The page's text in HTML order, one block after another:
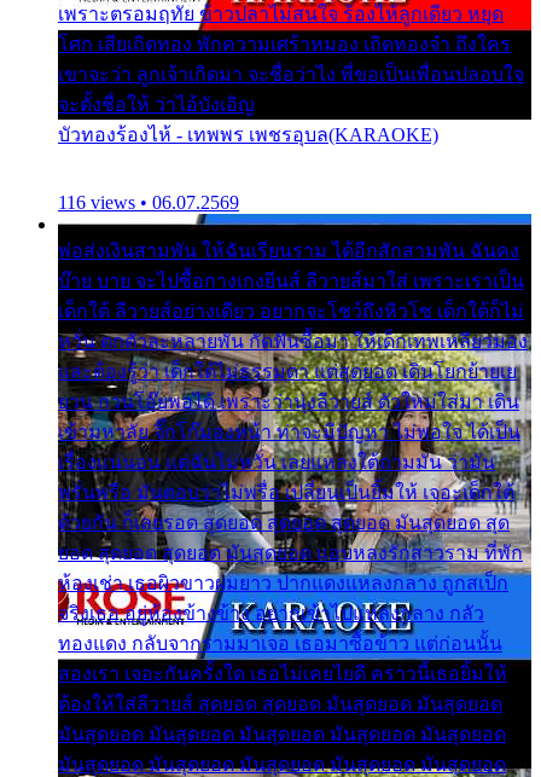
เพราะตรอมฤทัย ข้าวปลาไม่สนใจ ร้องไห้ลูกเดียว หยุด
โศก เสียเถิดทอง พักความเศร้าหมอง เถิดทองจ๋า ถึงใคร
เขาจะว่า ลูกเจ้าเกิดมา จะชื่อว่าไง พี่ขอเป็นเพื่อนปลอบใจ
จะตั้งชื่อให้ ว่าไอ้บังเอิญ
บัวทองร้องไห้ - เทพพร เพชรอุบล(KARAOKE)
116 views • 06.07.2569
พ่อส่งเงินสามพัน ให้ฉันเรียนราม ได้อีกสักสามพัน ฉันคง
บ๊าย บาย จะไปซื้อกางเกงยีนส์ ลีวายส์มาใส่ เพราะเราเป็น
เด็กใต้ ลีวายส์อย่างเดียว อยากจะโชว์ถึงหิวโซ เด็กใต้ก็ไม่
หวั่น ตกตัวละหลายพัน กัดฟันซื้อมา ให้เด็กเทพเหลียวมอง
และต้องรู้ว่า เด็กใต้ไม่ธรรมดา แต่สุดยอด เดินโยกย้ายเย
ยวน กวนโอ๊ยพอได้ เพราะว่านุ่งลีวายส์ ตัวใหม่ใส่มา เดิน
เข้ามหาลัย จิ๊กโก๊มองหน้า ท่าจะมีปัญหา ไม่พอใจ ได้เป็น
เรื่องแน่นอน แต่ฉันไม่หวั่น เลยแหลงใต้ถามมัน ว่ามัน
พรั่นพรือ มันตอบว่าไม่พรื่อ เปลี่ยนเป็นยิ้มให้ เจอะเด็กใต้
ด้วยกัน ก็เลยรอด สุดยอด สุดยอด สุดยอด มันสุดยอด สุด
ยอด สุดยอด สุดยอด มันสุดยอด แอบหลงรักสาวราม ที่พัก
ห้องเช่า เธอผิวขาวผมยาว ปากแดงแหลงกลาง ถูกสเป็ก
จริงเธอ อยู่ห้องข้างข้าง อยากเข้าไปแหลงกลาง กลัว
ทองแดง กลับจากรามมาเจอ เธอมาซื้อข้าว แต่ก่อนนั้น
สองเรา เจอะกันครั้งใด เธอไม่เคยไยดี คราวนี้เธอยิ้มให้
ต้องให้ใส่ลีวายส์ สุดยอด สุดยอด มันสุดยอด มันสุดยอด
มันสุดยอด มันสุดยอด มันสุดยอด มันสุดยอด มันสุดยอด
มันสุดยอด มันสุดยอด มันสุดยอด มันสุดยอด มันสุดยอด